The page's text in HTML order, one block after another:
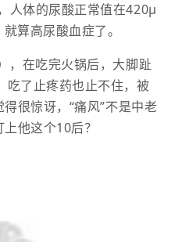
人体的尿酸正常值在420μ
算高尿酸血症了。
，在吃完火锅后，大脚趾
吃了止疼药也止不住，被
得很惊讶，“痛风”不是中老
他这个10后？